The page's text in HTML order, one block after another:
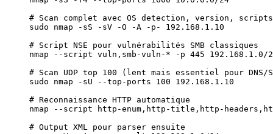
# Scan complet avec OS detection, version,
sudo nmap -sS -sV -O -A -p-
192.168.1.10
# Script NSE pour vulnérabilités SMB classiques
nmap --script vuln,smb-vuln- * -p 445 192.168.1.0/
# Scan UDP top 100 (lent mais essentiel pour DNS/
sudo nmap -sU --top-ports 100 192.168.1.10
# Reconnaissance HTTP automatique
nmap --script http-enum,http-title,http-
# Output XML pour parser ensuite